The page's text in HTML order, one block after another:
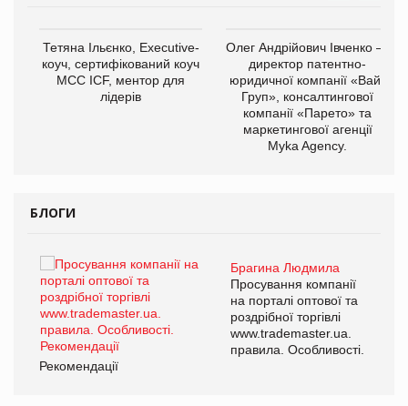
Тетяна Ільєнко, Executive-
коуч, сертифікований коуч
МСС ICF, ментор для
лідерів
Олег Андрійович Івченко —
директор патентно-
юридичної компанії «Вайз
Груп», консалтингової
компанії «Парето» та
маркетингової агенції
Myka Agency.
БЛОГИ
Брагина Людмила
Просування компанії
на порталі оптової та
роздрібної торгівлі
www.trademaster.ua.
правила. Особливості.
Рекомендації